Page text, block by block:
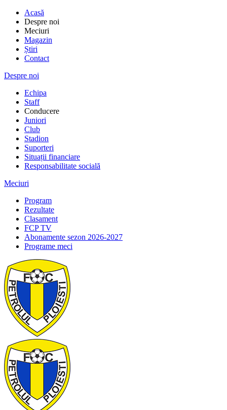
Acasă
Despre noi
Meciuri
Magazin
Știri
Contact
Despre noi
Echipa
Staff
Conducere
Juniori
Club
Stadion
Suporteri
Situații financiare
Responsabilitate socială
Meciuri
Program
Rezultate
Clasament
FCP TV
Abonamente sezon 2026-2027
Programe meci